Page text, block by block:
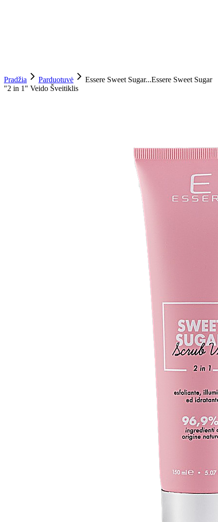
Pradžia Parduotuvė Essere Sweet Sugar...Essere Sweet Sugar
"2 in 1" Veido Šveitiklis